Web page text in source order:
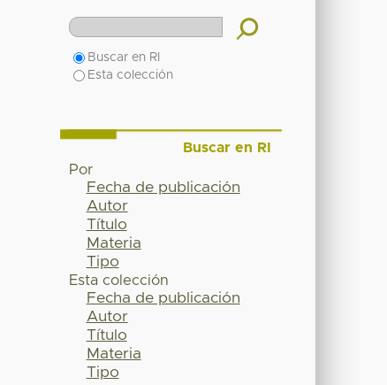
Buscar en RI
Esta colección
Buscar en RI
Por
Fecha de publicación
Autor
Título
Materia
Tipo
Esta colección
Fecha de publicación
Autor
Título
Materia
Tipo